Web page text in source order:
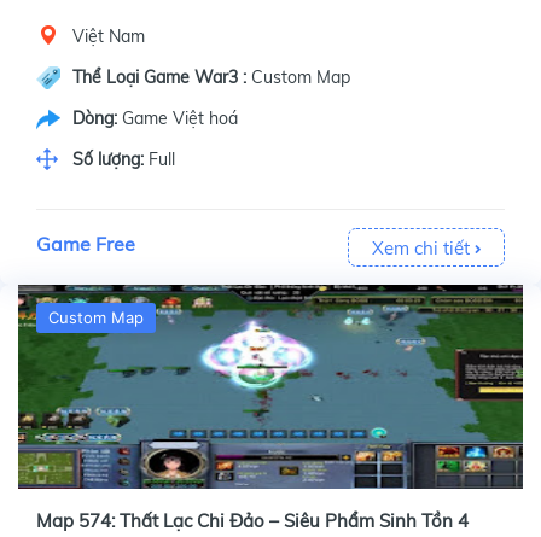
Việt Nam
Thể Loại Game War3 : Custom Map
Dòng: Game Việt hoá
Số lượng: Full
Game Free Xem chi tiết
Custom Map
Map 574: Thất Lạc Chi Đảo – Siêu Phẩm Sinh Tồn 4